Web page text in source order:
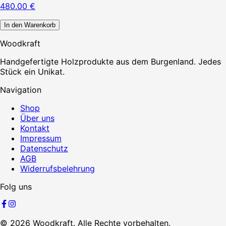
480.00 €
In den Warenkorb
Woodkraft
Handgefertigte Holzprodukte aus dem Burgenland. Jedes
Stück ein Unikat.
Navigation
Shop
Über uns
Kontakt
Impressum
Datenschutz
AGB
Widerrufsbelehrung
Folg uns
© 2026 Woodkraft. Alle Rechte vorbehalten.